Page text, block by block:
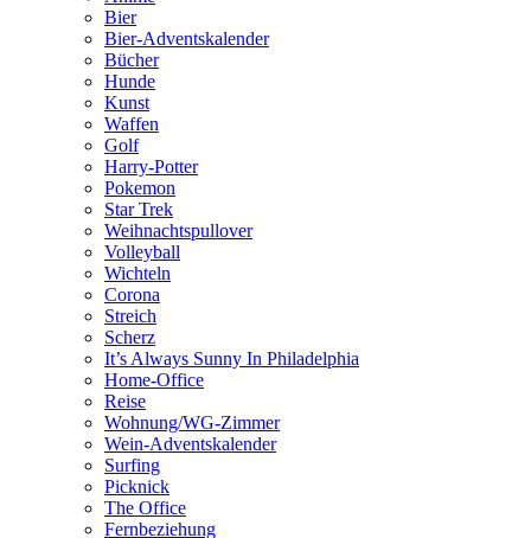
Bier
Bier-Adventskalender
Bücher
Hunde
Kunst
Waffen
Golf
Harry-Potter
Pokemon
Star Trek
Weihnachtspullover
Volleyball
Wichteln
Corona
Streich
Scherz
It’s Always Sunny In Philadelphia
Home-Office
Reise
Wohnung/WG-Zimmer
Wein-Adventskalender
Surfing
Picknick
The Office
Fernbeziehung